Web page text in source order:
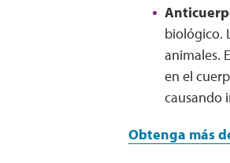
biológico.
animales.
en el
causando
Obtenga más